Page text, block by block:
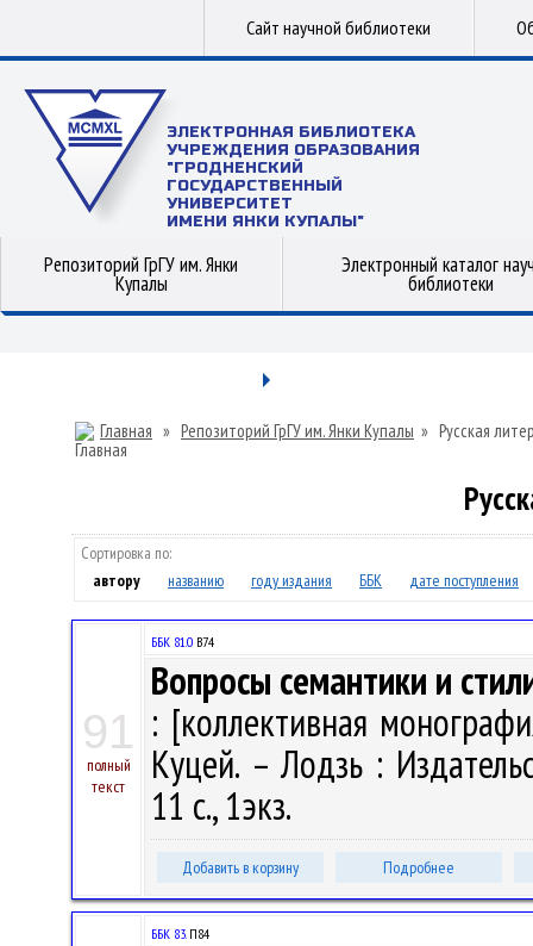
Сайт научной библиотеки
ЭЛЕКТРОННАЯ БИБЛИОТЕКА
УЧРЕЖДЕНИЯ ОБРАЗОВАНИЯ
"ГРОДНЕНСКИЙ
ГОСУДАРСТВЕННЫЙ
УНИВЕРСИТЕТ
ИМЕНИ ЯНКИ КУПАЛЫ"
Репозиторий ГрГУ им. Янки
Купалы
Электронный каталог
библиотеки
Главная » Репозиторий ГрГУ им. Янки Купалы » Русская
Сортировка по:
автору
названию году издания ББК дате поступления
91
полный
текст
ББК 81.0 В74
Вопросы семантики и
: [коллективная
Куцей. – Лодзь :
11 с., 1экз.
Добавить в корзину Подробнее
ББК 83.П84